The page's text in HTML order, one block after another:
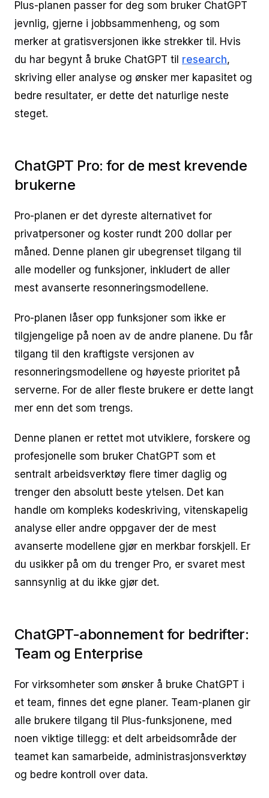
Plus-planen passer for deg som bruker ChatGPT
jevnlig, gjerne i jobbsammenheng, og som
merker at gratisversjonen ikke strekker til. Hvis
du har begynt å bruke ChatGPT til research,
skriving eller analyse og ønsker mer kapasitet og
bedre resultater, er dette det naturlige neste
steget.
ChatGPT Pro: for de mest krevende
brukerne
Pro-planen er det dyreste alternativet for
privatpersoner og koster rundt 200 dollar per
måned. Denne planen gir ubegrenset tilgang til
alle modeller og funksjoner, inkludert de aller
mest avanserte resonneringsmodellene.
Pro-planen låser opp funksjoner som ikke er
tilgjengelige på noen av de andre planene. Du får
tilgang til den kraftigste versjonen av
resonneringsmodellene og høyeste prioritet på
serverne. For de aller fleste brukere er dette langt
mer enn det som trengs.
Denne planen er rettet mot utviklere, forskere og
profesjonelle som bruker ChatGPT som et
sentralt arbeidsverktøy flere timer daglig og
trenger den absolutt beste ytelsen. Det kan
handle om kompleks kodeskriving, vitenskapelig
analyse eller andre oppgaver der de mest
avanserte modellene gjør en merkbar forskjell. Er
du usikker på om du trenger Pro, er svaret mest
sannsynlig at du ikke gjør det.
ChatGPT-abonnement for bedrifter:
Team og Enterprise
For virksomheter som ønsker å bruke ChatGPT i
et team, finnes det egne planer. Team-planen gir
alle brukere tilgang til Plus-funksjonene, med
noen viktige tillegg: et delt arbeidsområde der
teamet kan samarbeide, administrasjonsverktøy
og bedre kontroll over data.